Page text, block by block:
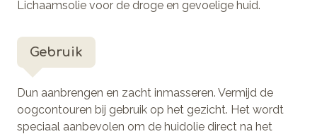
Lichaamsolie voor de droge en gevoelige huid.
Gebruik
Dun aanbrengen en zacht inmasseren. Vermijd de
oogcontouren bij gebruik op het gezicht. Het wordt
speciaal aanbevolen om de huidolie direct na het